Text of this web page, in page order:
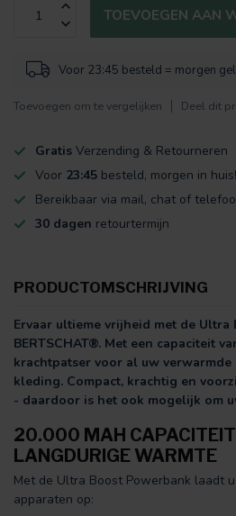
TOEVOEGEN AAN
Voor 23:45 besteld = morgen
Toevoegen om te vergelijken Deel dit
Gratis Verzending & Retourneren
Voor 23:45 besteld, morgen in huis!
Bereikbaar via mail, chat of
30 dagen retourtermijn
PRODUCTOMSCHRIJVING
Ervaar ultieme vrijheid met de Ultra
BERTSCHAT®. Met een capaciteit
krachtpatser voor al uw
kleding. Compact, krachtig en
- daardoor is het ook mogelijk om
20.000 MAH CAPACITEIT
LANGDURIGE WARMTE
Met de Ultra Boost Powerbank laadt
apparaten op: